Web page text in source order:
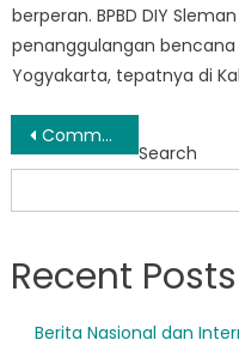
berperan. BPBD DIY
penanggulangan
Yogyakarta, tepatnya di
Post
navigation
Community Resilience: How BPBD Sleman Kota Is Empowering Residents
Search
Recent Posts
Berita Nasional dan